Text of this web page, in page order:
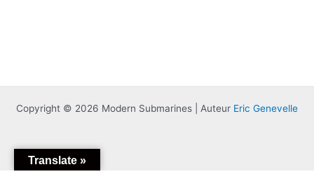
Copyright © 2026 Modern Submarines | Auteur Eric Genevelle
Translate »